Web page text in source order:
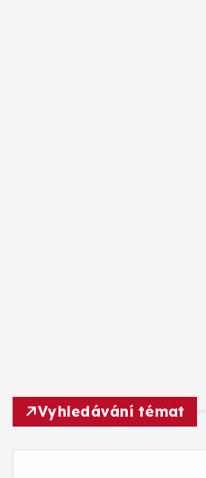
Vyhledávání témat